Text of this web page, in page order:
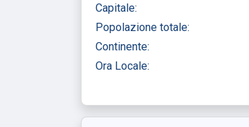
Capitale:
Popolazione totale:
Continente:
Ora Locale: